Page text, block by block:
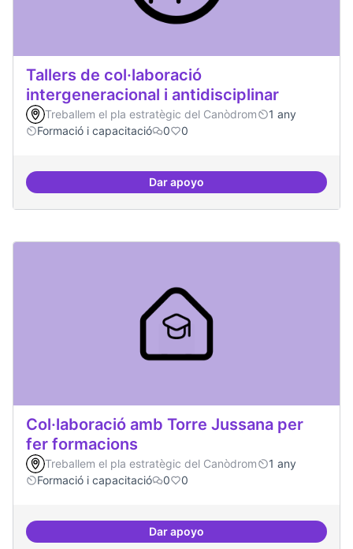
Tallers de col·laboració
intergeneracional i antidisciplinar
Treballem el pla estratègic del Canòdrom
1 any
Formació i capacitació
0 0
Dar apoyoTallers de col·laboració
Col·laboració amb Torre Jussana per
fer formacions
Treballem el pla estratègic del Canòdrom
1 any
Formació i capacitació
0 0
Dar apoyoCol·laboració amb Torre